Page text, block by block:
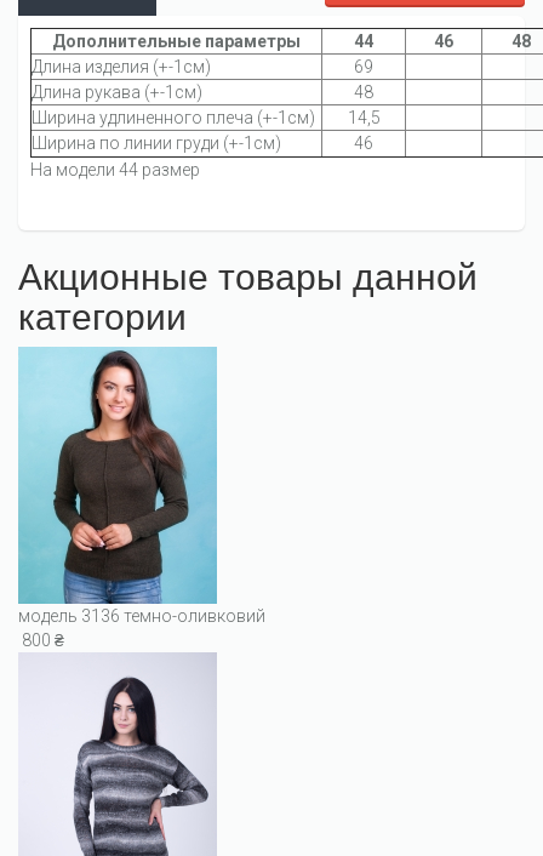
Дополнительные параметры 44 46
48
Длина изделия (+-1см)
69
Длина рукава (+-1см)
48
Ширина удлиненного плеча (+-1см)
14,5
Ширина по линии груди (+-1см)
46
На модели 44 размер
Акционные товары данной
категории
модель 3136 темно-оливковий
800 ₴